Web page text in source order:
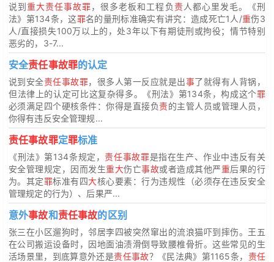
说到重大责任事故罪 ，很多老板和工程负责人都心里发毛。《刑
法》第134条，这罪名的量刑标准确实有讲究：造成死亡1人/重伤3
人/直接损失100万以上的，处3年以下有期徒刑或拘役；情节特别
恶劣的，3-7...
安全责任事故罪的认定
说到安全责任事故罪，很多人第一反应就是出事了就得有人背锅，
但法律上的认定可比这复杂得多。《刑法》第134条，构成这个罪
必须满足四个硬核条件：你得是直接负责的主管人员或管理人员，
你得有违反安全管理规...
责任事故罪定罪标准
《刑法》第134条规定，责任事故罪是指在生产、作业中违反有关
安全管理规定，因而发生重大伤亡事故或者造成其他严重后果的行
为。其定罪标准有四大核心要素：行为违规性（必须存在违反安全
管理规定的行为）、后果严...
意外事故和责任事故的区别
张三在小区遛狗时，邻居李四被突然窜出的流浪猫吓到摔伤。王五
在公司搬运设备时，因地面油渍滑倒导致腰椎骨折。这些常见的生
活场景里，到底算意外还是责任事故？《民法典》第1165条， 责任